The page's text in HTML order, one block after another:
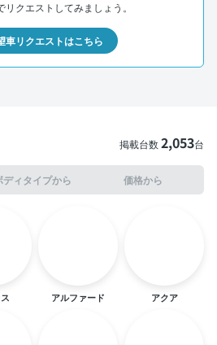
リクエストしてみましょう。
車リクエストはこちら
掲載台数2,053台
ディタイプから 価格から
アルファード アクア